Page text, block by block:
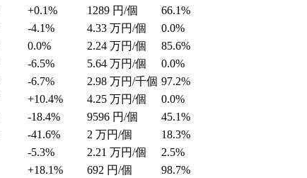
+0.1% 1289 円/個
66.1%
-4.1% 4.33 万円/個
0.0%
0.0% 2.24 万円/個
85.6%
-6.5% 5.64 万円/個
0.0%
-6.7% 2.98 万円/千個 97.2%
+10.4% 4.25 万円/個
0.0%
-18.4% 9596 円/個
45.1%
-41.6% 2 万円/個
18.3%
-5.3% 2.21 万円/個
2.5%
+18.1% 692 円/個
98.7%